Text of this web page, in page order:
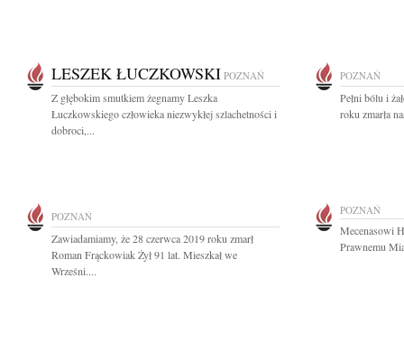
LESZEK ŁUCZKOWSKI POZNAŃ
Z głębokim smutkiem żegnamy Leszka
Łuczkowskiego człowieka niezwykłej szlachetności i
dobroci,...
POZNAŃ
Pełni bólu i
roku zmarła
POZNAŃ
Zawiadamiamy, że 28 czerwca 2019 roku zmarł
Roman Frąckowiak Żył 91 lat. Mieszkał we
Wrześni....
POZNAŃ
Mecenasowi
Prawnemu